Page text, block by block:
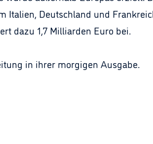
Italien, Deutschland und
dazu 1,7 Milliarden Euro bei.
in ihrer morgigen Ausgabe.